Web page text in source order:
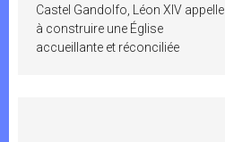
Castel Gandolfo, Léon XIV appelle
à construire une Église
accueillante et réconciliée